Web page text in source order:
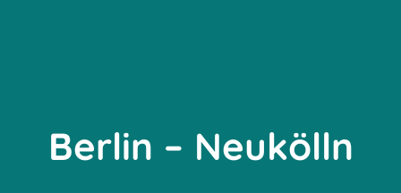
Berlin – Neukölln